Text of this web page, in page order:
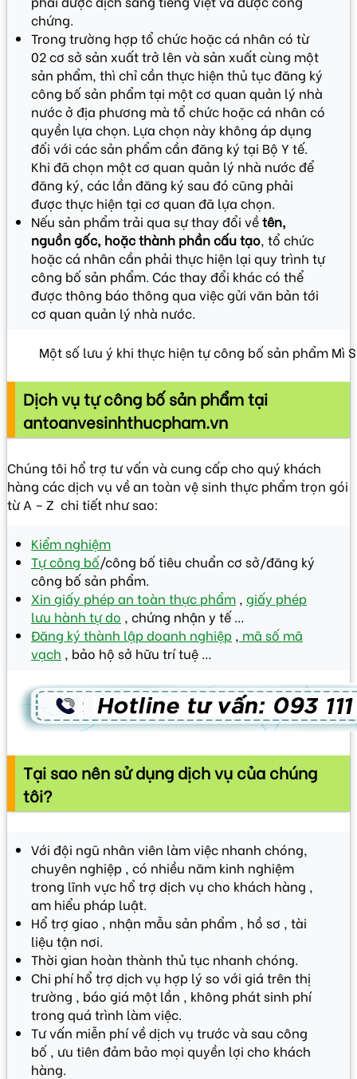
chứng.
Trong trường hợp tổ chức hoặc cá nhân có từ
02 cơ sở sản xuất trở lên và sản xuất cùng một
sản phẩm, thì chỉ cần thực hiện thủ tục đăng ký
công bố sản phẩm tại một cơ quan quản lý nhà
nước ở địa phương mà tổ chức hoặc cá nhân có
quyền lựa chọn. Lựa chọn này không áp dụng
đối với các sản phẩm cần đăng ký tại Bộ Y tế.
Khi đã chọn một cơ quan quản lý nhà nước để
đăng ký, các lần đăng ký sau đó cũng phải
được thực hiện tại cơ quan đã lựa chọn.
Nếu sản phẩm trải qua sự thay đổi vềtên,
nguồn gốc, hoặc thành phần cấu tạo, tổ chức
hoặc cá nhân cần phải thực hiện lại quy trình tự
công bố sản phẩm. Các thay đổi khác có thể
được thông báo thông qua việc gửi văn bản tới
cơ quan quản lý nhà nước.
Một số lưu ý khi thực hiện tự công bố sản phẩm Mì
Dịch vụ tự công bố sản phẩm tại
antoanvesinhthucpham.vn
Chúng tôi hổ trợ tư vấn và cung cấp cho quý khách
hàng các dịch vụ về an toàn vệ sinh thực phẩm trọn gói
từ A – Z chi tiết như sao:
Kiểm nghiệm
Tự công bố/công bố tiêu chuẩn cơ sở/đăng ký
công bố sản phẩm.
Xin giấy phép an toàn thực phẩm , giấy phép
lưu hành tự do , chứng nhận y tế …
Đăng ký thành lập doanh nghiệp , mã số mã
vạch , bảo hộ sở hữu trí tuệ …
Tại sao nên sử dụng dịch vụ của chúng
tôi?
Với đội ngũ nhân viên làm việc nhanh chóng,
chuyên nghiệp , có nhiều năm kinh nghiệm
trong lĩnh vực hổ trợ dịch vụ cho khách hàng ,
am hiểu pháp luật.
Hổ trợ giao , nhận mẫu sản phẩm , hồ sơ , tài
liệu tận nơi.
Thời gian hoàn thành thủ tục nhanh chóng.
Chi phí hổ trợ dịch vụ hợp lý so với giá trên thị
trường , báo giá một lần , không phát sinh phí
trong quá trình làm việc.
Tư vấn miễn phí về dịch vụ trước và sau công
bố , ưu tiên đảm bảo mọi quyền lợi cho khách
hàng.